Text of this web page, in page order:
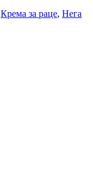
Крема за раце, Нега